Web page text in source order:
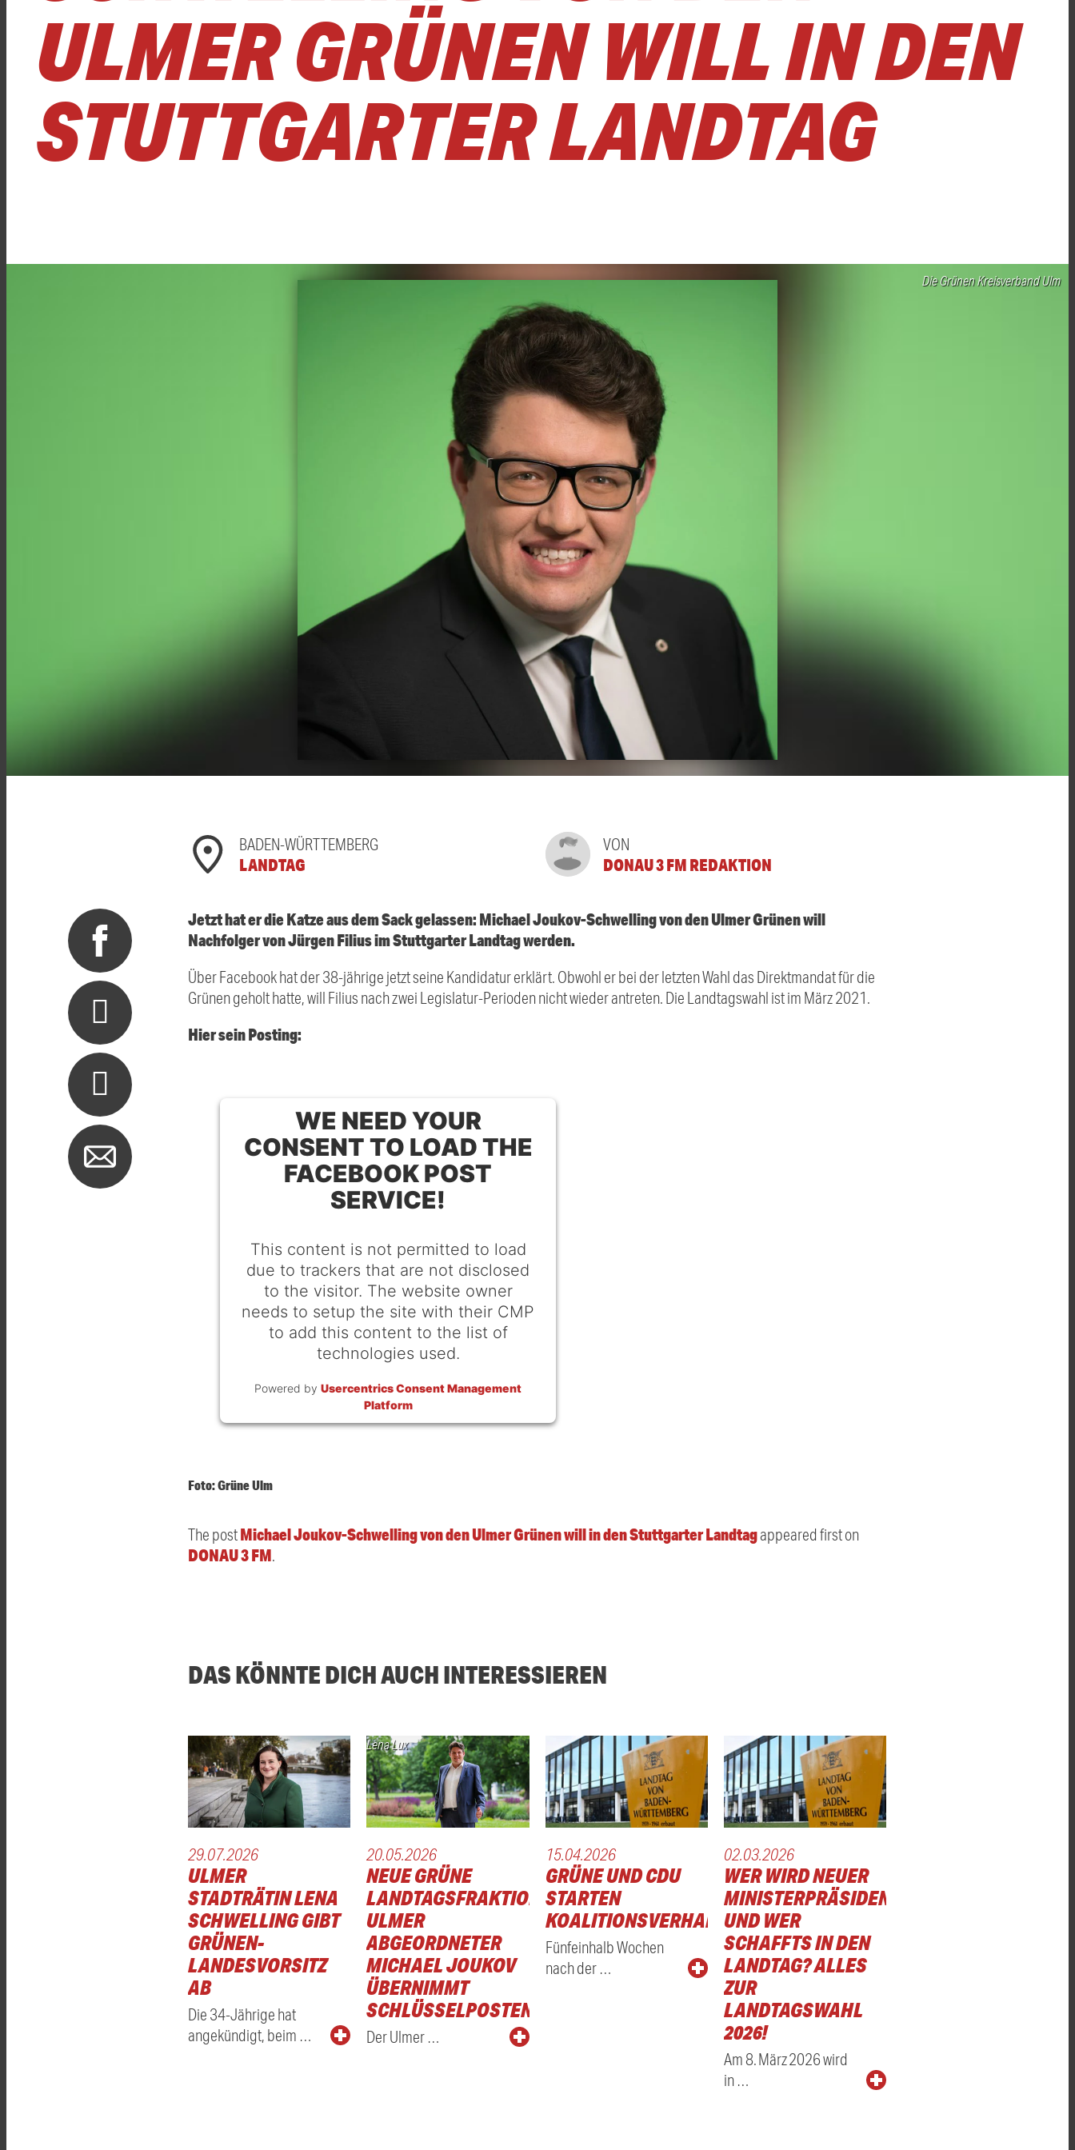
ULMER GRÜNEN WILL IN DEN
STUTTGARTER LANDTAG
Die Grünen Kreisverband Ulm
BADEN-WÜRTTEMBERG
LANDTAG
VON
DONAU 3 FM REDAKTION
Jetzt hat er die Katze aus dem Sack gelassen: Michael Joukov-Schwelling von den Ulmer Grünen will
Nachfolger von Jürgen Filius im Stuttgarter Landtag werden.
Über Facebook hat der 38-jährige jetzt seine Kandidatur erklärt. Obwohl er bei der letzten Wahl das Direktmandat für die
Grünen geholt hatte, will Filius nach zwei Legislatur-Perioden nicht wieder antreten. Die Landtagswahl ist im März 2021.
Hier sein Posting:
WE NEED YOUR
CONSENT TO LOAD THE
FACEBOOK POST
SERVICE!
This content is not permitted to load
due to trackers that are not disclosed
to the visitor. The website owner
needs to setup the site with their CMP
to add this content to the list of
technologies used.
Powered by Usercentrics Consent Management
Platform
Foto: Grüne Ulm
The postMichael Joukov-Schwelling von den Ulmer Grünen will in den Stuttgarter Landtagappeared first on
DONAU 3 FM.
DAS KÖNNTE DICH AUCH INTERESSIEREN
29.07.2026
ULMER
STADTRÄTIN LENA
SCHWELLING GIBT
GRÜNEN-
LANDESVORSITZ
AB
Die 34-Jährige hat
angekündigt, beim …
Lena Lux
20.05.2026
NEUE GRÜNE
LANDTAGSFRAKTION:
ULMER
ABGEORDNETER
MICHAEL JOUKOV
ÜBERNIMMT
SCHLÜSSELPOSTEN
Der Ulmer …
15.04.2026
GRÜNE UND CDU
STARTEN
KOALITIONSVERHANDLUNGEN
Fünfeinhalb Wochen
nach der …
02.03.2026
WER WIRD NEUER
MINISTERPRÄSIDENT
UND WER
SCHAFFTS IN DEN
LANDTAG? ALLES
ZUR
LANDTAGSWAHL
2026!
Am 8. März 2026 wird
in …